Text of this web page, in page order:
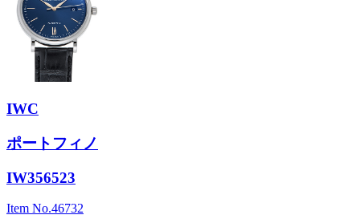
IWC
ポートフィノ
IW356523
Item No.46732